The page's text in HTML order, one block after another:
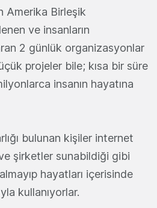
Amerika Birleşik
ve insanların
2 günlük organizasyonlar
projeler bile; kısa bir süre
insanın hayatına
bulunan kişiler internet
şirketler sunabildiği gibi
hayatları içerisinde
kullanıyorlar.